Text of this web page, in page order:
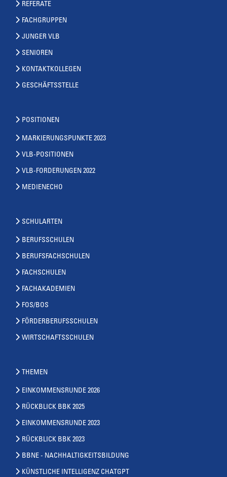
REFERATE
FACHGRUPPEN
JUNGER VLB
SENIOREN
KONTAKTKOLLEGEN
GESCHÄFTSSTELLE
POSITIONEN
MARKIERUNGSPUNKTE 2023
VLB-POSITIONEN
VLB-FORDERUNGEN 2022
MEDIENECHO
SCHULARTEN
BERUFSSCHULEN
BERUFSFACHSCHULEN
FACHSCHULEN
FACHAKADEMIEN
FOS/BOS
FÖRDERBERUFSSCHULEN
WIRTSCHAFTSSCHULEN
THEMEN
EINKOMMENSRUNDE 2026
RÜCKBLICK BBK 2025
EINKOMMENSRUNDE 2023
RÜCKBLICK BBK 2023
BBNE - NACHHALTIGKEITSBILDUNG
KÜNSTLICHE INTELLIGENZ CHATGPT